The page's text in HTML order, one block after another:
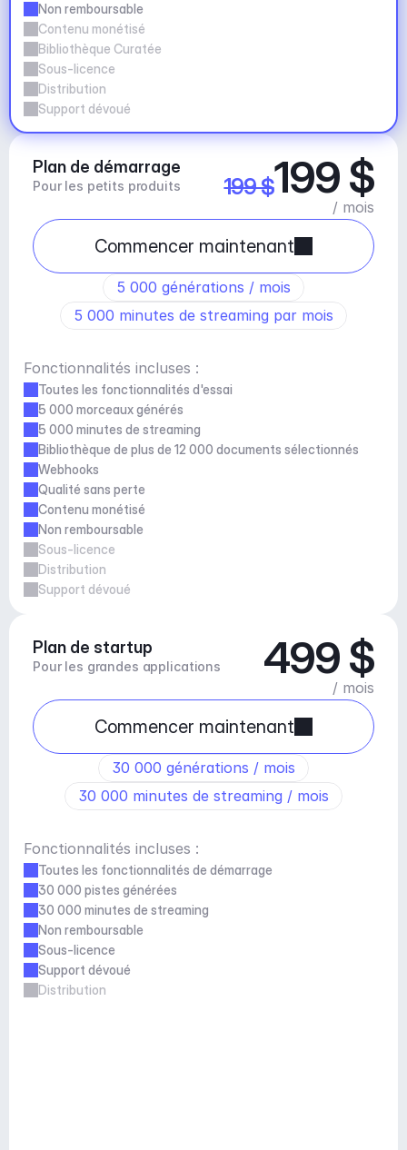
Non remboursable
Contenu monétisé
Bibliothèque Curatée
Sous-licence
Distribution
Support dévoué
Plan de démarrage
Pour les petits produits 199 $199 $
/ mois
Commencer maintenant
5 000 générations / mois
5 000 minutes de streaming par mois
Fonctionnalités incluses :
Toutes les fonctionnalités d'essai
5 000 morceaux générés
5 000 minutes de streaming
Bibliothèque de plus de 12 000 documents sélectionnés
Webhooks
Qualité sans perte
Contenu monétisé
Non remboursable
Sous-licence
Distribution
Support dévoué
Plan de startup
Pour les grandes applications 499 $
/ mois
Commencer maintenant
30 000 générations / mois
30 000 minutes de streaming / mois
Fonctionnalités incluses :
Toutes les fonctionnalités de démarrage
30 000 pistes générées
30 000 minutes de streaming
Non remboursable
Sous-licence
Support dévoué
Distribution